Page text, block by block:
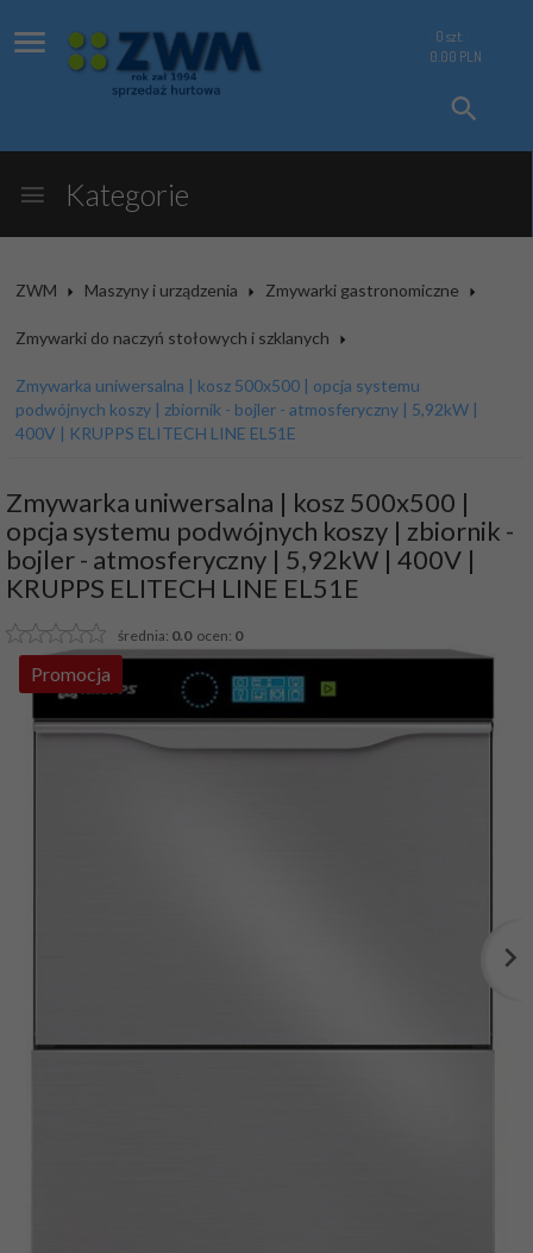
0 szt.
0.00 PLN
Kategorie
ZWM Maszyny i urządzenia Zmywarki gastronomiczne
Zmywarki do naczyń stołowych i szklanych
Zmywarka uniwersalna | kosz 500x500 | opcja systemu
podwójnych koszy | zbiornik - bojler - atmosferyczny | 5,92kW |
400V | KRUPPS ELITECH LINE EL51E
Zmywarka uniwersalna | kosz 500x500 |
opcja systemu podwójnych koszy | zbiornik -
bojler - atmosferyczny | 5,92kW | 400V |
KRUPPS ELITECH LINE EL51E
średnia: 0.0ocen: 0
Promocja